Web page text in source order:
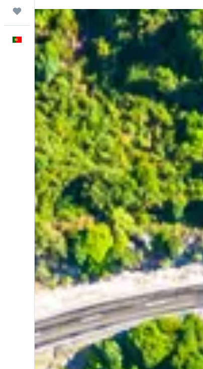
Trips
Português